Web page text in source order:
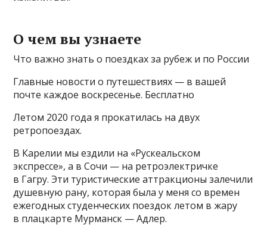
О чем вы узнаете
Что важно знать о поездках за рубеж и по России
Главные новости о путешествиях — в вашей
почте каждое воскресенье. Бесплатно
Летом 2020 года я прокатилась на двух
ретропоездах.
В Карелии мы ездили на «Рускеальском
экспрессе», а в Сочи — на ретроэлектричке
в Гагру. Эти туристические аттракционы залечили
душевную рану, которая была у меня со времен
ежегодных студенческих поездок летом в жару
в плацкарте Мурманск — Адлер.